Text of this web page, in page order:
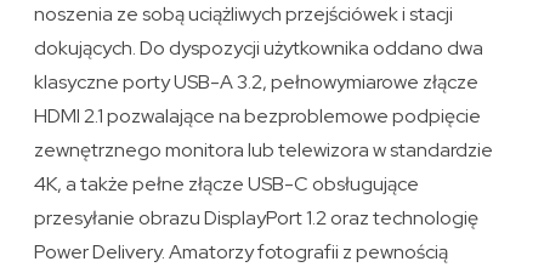
noszenia ze sobą uciążliwych przejściówek i stacji
dokujących. Do dyspozycji użytkownika oddano dwa
klasyczne porty USB-A 3.2, pełnowymiarowe złącze
HDMI 2.1 pozwalające na bezproblemowe podpięcie
zewnętrznego monitora lub telewizora w standardzie
4K, a także pełne złącze USB-C obsługujące
przesyłanie obrazu DisplayPort 1.2 oraz technologię
Power Delivery. Amatorzy fotografii z pewnością